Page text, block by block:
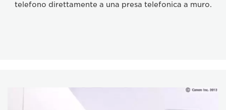
telefono direttamente a una presa telefonica a muro.